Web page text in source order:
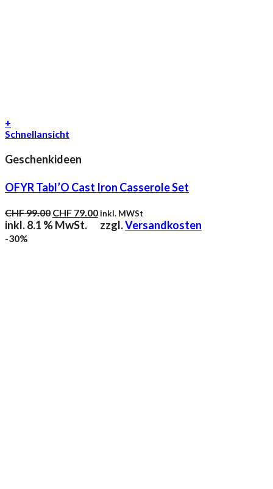
+
Schnellansicht
Geschenkideen
OFYR Tabl’O Cast Iron Casserole Set
CHF99.00 Ursprünglicher
Preis
CHF 79.00Aktueller
Preis
inkl. MWSt
inkl. 8.1 % MwSt. zzgl.Versandkosten
-30%